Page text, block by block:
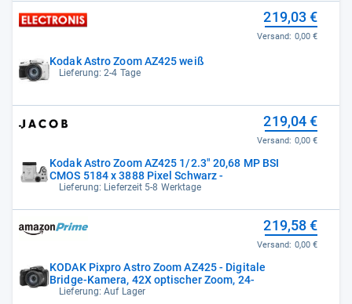
Kodak Astro Zoom AZ425 weiß
Lieferung: 2-4 Tage
219,03 €
Versand: 0,00 €
Kodak Astro Zoom AZ425 1/2.3" 20,68 MP BSI
CMOS 5184 x 3888 Pixel Schwarz -
Lieferung: Lieferzeit 5-8 Werktage
219,04 €
Versand: 0,00 €
KODAK Pixpro Astro Zoom AZ425 - Digitale
Bridge-Kamera, 42X optischer Zoom, 24-
Lieferung: Auf Lager
219,58 €
Versand: 0,00 €